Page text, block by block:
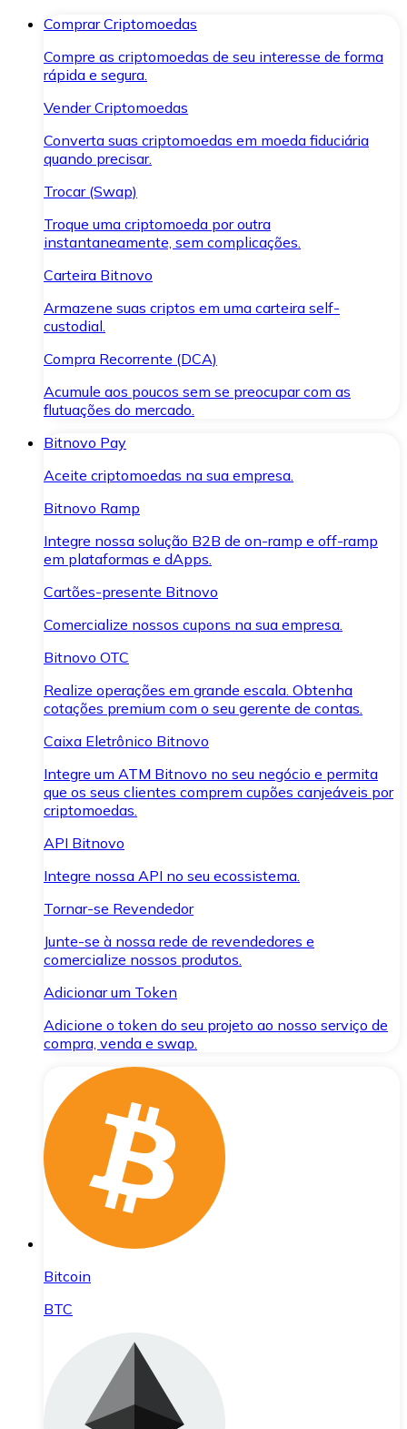
Comprar Criptomoedas
Compre as criptomoedas de seu interesse de forma
rápida e segura.
Vender Criptomoedas
Converta suas criptomoedas em moeda fiduciária
quando precisar.
Trocar (Swap)
Troque uma criptomoeda por outra
instantaneamente, sem complicações.
Carteira Bitnovo
Armazene suas criptos em uma carteira self-
custodial.
Compra Recorrente (DCA)
Acumule aos poucos sem se preocupar com as
flutuações do mercado.
Bitnovo Pay
Aceite criptomoedas na sua empresa.
Bitnovo Ramp
Integre nossa solução B2B de on-ramp e off-ramp
em plataformas e dApps.
Cartões-presente Bitnovo
Comercialize nossos cupons na sua empresa.
Bitnovo OTC
Realize operações em grande escala. Obtenha
cotações premium com o seu gerente de contas.
Caixa Eletrônico Bitnovo
Integre um ATM Bitnovo no seu negócio e permita
que os seus clientes comprem cupões canjeáveis por
criptomoedas.
API Bitnovo
Integre nossa API no seu ecossistema.
Tornar-se Revendedor
Junte-se à nossa rede de revendedores e
comercialize nossos produtos.
Adicionar um Token
Adicione o token do seu projeto ao nosso serviço de
compra, venda e swap.
Bitcoin
BTC